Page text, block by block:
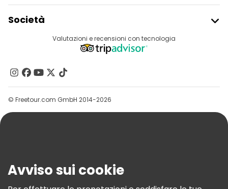
Accesso Del Fornitore
Programma Di Affiliazione
Società
Destinazioni
Contattaci
Gruppi
Aiuto
Termini E Condizioni
Informativa Sui Cookie
Valutazioni e recensioni con tecnologia
© Freetour.com GmbH 2014-2026
Avviso sui cookie